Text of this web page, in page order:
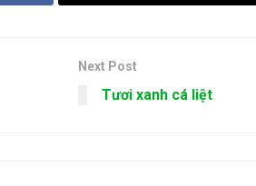
Next Post
Tươi xanh cá liệt